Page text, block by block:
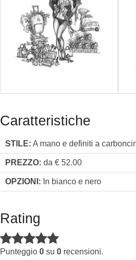
Caratteristiche
STILE: A mano e definiti a
PREZZO: da € 52.00
OPZIONI: In bianco e nero
Rating
Punteggio 0 su 0 recensioni.